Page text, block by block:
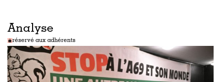
Analyse
réservé aux adhérents